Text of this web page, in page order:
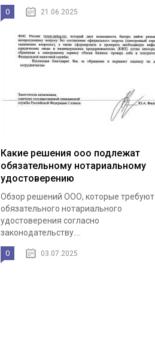
0 21.06.2025
Какие решения ооо подлежат
обязательному нотариальному
удостоверению
Обзор решений ООО, которые требуют
обязательного нотариального
удостоверения согласно
законодательству....
0 03.07.2025